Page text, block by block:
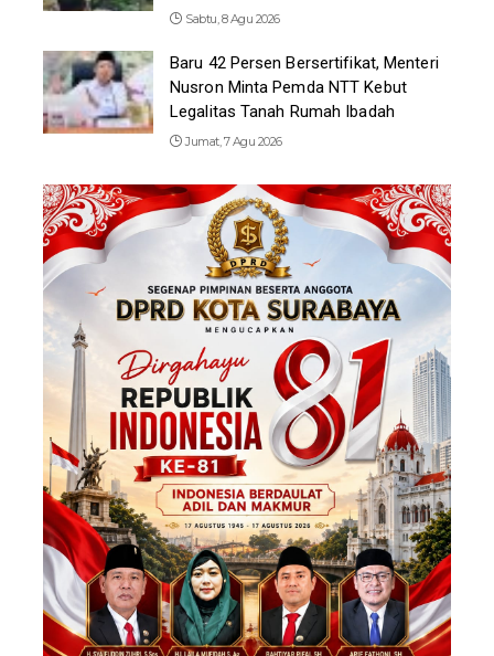
Sabtu, 8 Agu 2026
Baru 42 Persen Bersertifikat, Menteri
Nusron Minta Pemda NTT Kebut
Legalitas Tanah Rumah Ibadah
Jumat, 7 Agu 2026